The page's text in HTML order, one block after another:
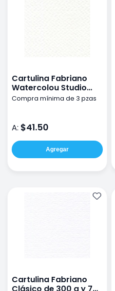
Cartulina Fabriano
Watercolou Studio
grano fino 50x70cm
Compra mínima de 3 pzas
A: $41.50
Agregar
Cartulina Fabriano